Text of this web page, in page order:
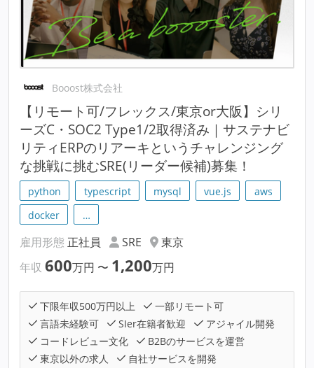
Booost株式会社
【リモート可/フレックス/東京or大阪】シリ
ーズC・SOC2 Type1/2取得済み｜サステナビ
リティERPのリアーキというチャレンジング
な挑戦に挑むSRE(リーダー候補)募集！
python typescript mysql vue.js
aws
docker
…
雇用形態 正社員 SRE
東京
年収 600万円 〜 1,200万円
下限年収500万円以上
一部リモート可
言語未経験可
SIer在籍者歓迎
アジャイル開発
コードレビュー文化
B2Bのサービスを運営
東京以外の求人
自社サービスを開発